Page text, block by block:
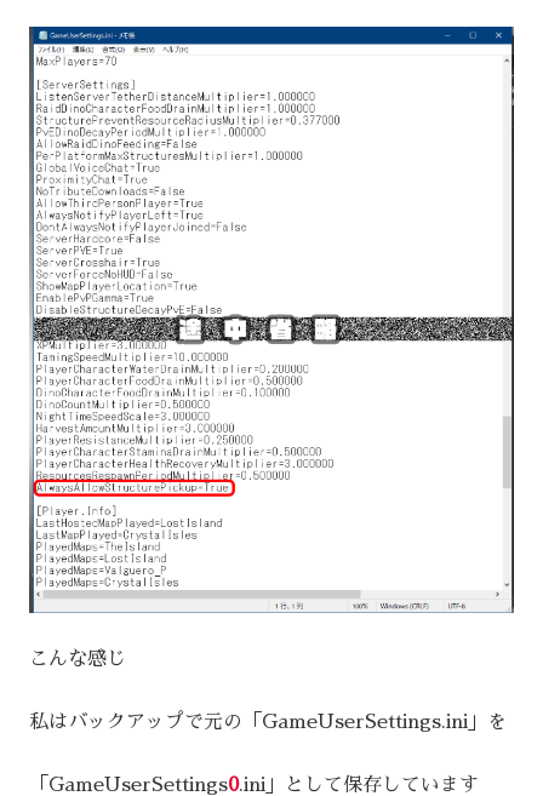
こんな感じ
私はバックアップで元の「GameUserSettings.ini」を
「GameUserSettings0.ini」として保存しています